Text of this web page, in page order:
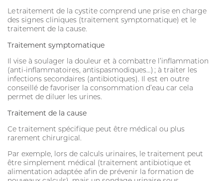
Le traitement de la cystite comprend une prise en charge
des signes cliniques (traitement symptomatique) et le
traitement de la cause.
Traitement symptomatique
Il vise à soulager la douleur et à combattre l’inflammation
(anti-inflammatoires, antispasmodiques…) ; à traiter les
infections secondaires (antibiotiques). Il est en outre
conseillé de favoriser la consommation d’eau car cela
permet de diluer les urines.
Traitement de la cause
Ce traitement spécifique peut être médical ou plus
rarement chirurgical.
Par exemple, lors de calculs urinaires, le traitement peut
être simplement médical (traitement antibiotique et
alimentation adaptée afin de prévenir la formation de